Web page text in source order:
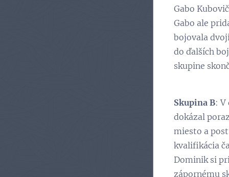
Gabo
Gabo ale
bojovala
do ďalších
skupine
Skupina B:
dokázal
miesto a
kvalifikácia
Dominik si
zápornému